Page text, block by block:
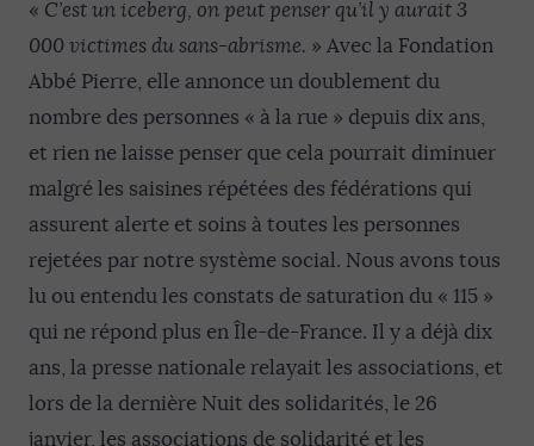
« C’est un iceberg, on peut penser qu’il y aurait 3
000 victimes du sans-abrisme. » Avec la Fondation
Abbé Pierre, elle annonce un doublement du
nombre des personnes « à la rue » depuis dix ans,
et rien ne laisse penser que cela pourrait diminuer
malgré les saisines répétées des fédérations qui
assurent alerte et soins à toutes les personnes
rejetées par notre système social. Nous avons tous
lu ou entendu les constats de saturation du « 115 »
qui ne répond plus en Île-de-France. Il y a déjà dix
ans, la presse nationale relayait les associations, et
lors de la dernière Nuit des solidarités, le 26
janvier, les associations de solidarité et les